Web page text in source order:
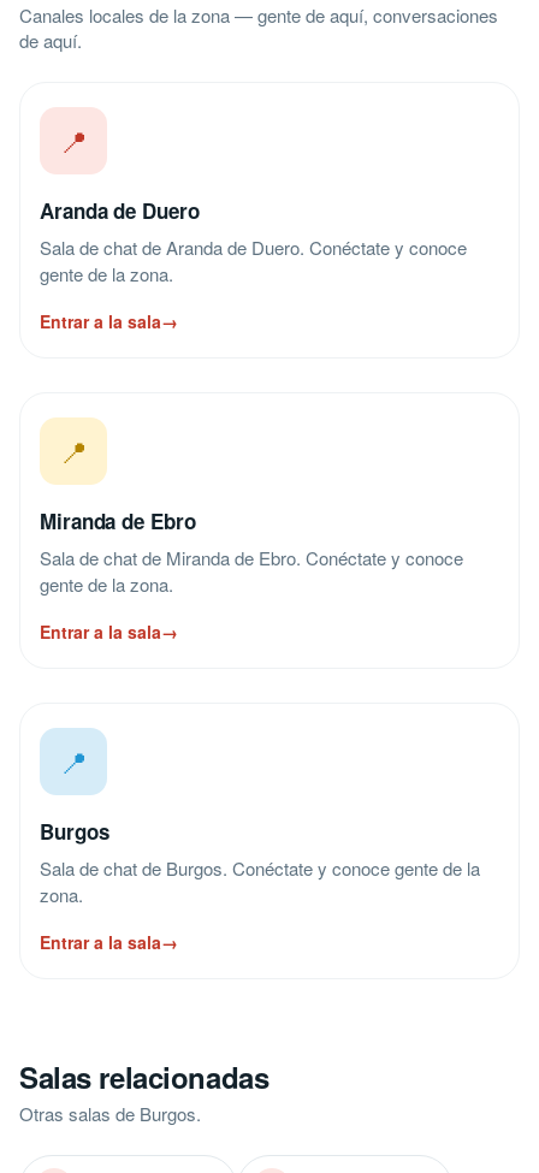
Canales locales de la zona — gente de aquí, conversaciones
de aquí.
📍
Aranda de Duero
Sala de chat de Aranda de Duero. Conéctate y conoce
gente de la zona.
Entrar a la sala→
📍
Miranda de Ebro
Sala de chat de Miranda de Ebro. Conéctate y conoce
gente de la zona.
Entrar a la sala→
📍
Burgos
Sala de chat de Burgos. Conéctate y conoce gente de la
zona.
Entrar a la sala→
Salas relacionadas
Otras salas de Burgos.